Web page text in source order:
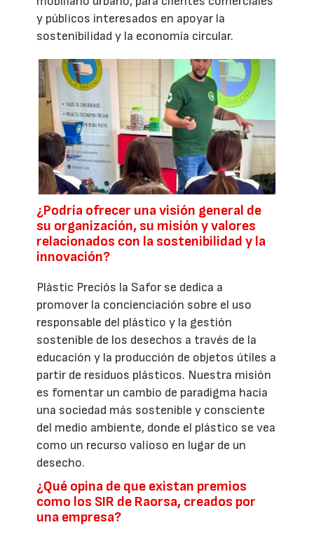
y públicos interesados en apoyar la
sostenibilidad y la economía circular.
¿Podría ofrecer una visión general de
su organización, su misión y valores
relacionados con la sostenibilidad y la
innovación?
Plàstic Preciós la Safor se dedica a
promover la concienciación sobre el uso
responsable del plástico y la gestión
sostenible de los desechos a través de la
educación y la producción de objetos útiles a
partir de residuos plásticos. Nuestra misión
es fomentar un cambio de paradigma hacia
una sociedad más sostenible y consciente
del medio ambiente, donde el plástico se vea
como un recurso valioso en lugar de un
desecho.
¿Qué opina de que existan premios
como los SIR de Raorsa, creados por
una empresa?